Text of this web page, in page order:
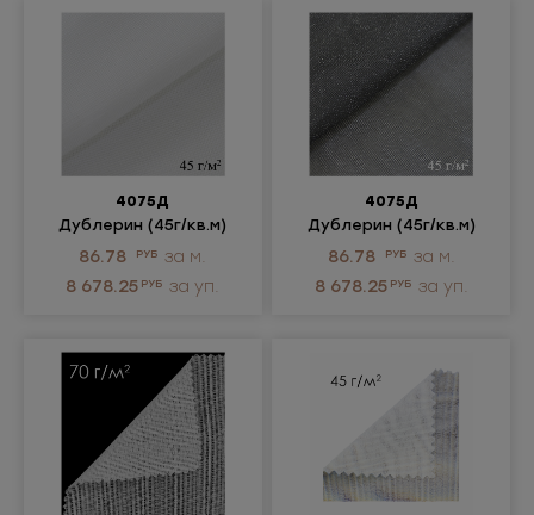
4075Д
Дублерин (45г/кв.м)
86.78 РУБ за м.
8 678.25 РУБ за уп.
4075Д
Дублерин (45г/кв.м)
86.78 РУБ за м.
8 678.25 РУБ за уп.